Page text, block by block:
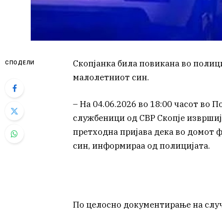
СПОДЕЛИ
Скопјанка била повикана во
малолетниот син.
– На 04.06.2026 во 18:00 часот во
службеници од СВР Скопје
претходна пријава дека во домот
син, информираа од полицијата.
По целосно документирање на